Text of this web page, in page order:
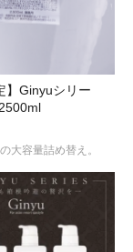
】Ginyuシリー
大容量詰め替え。